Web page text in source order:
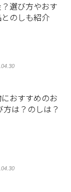
選び方やおす
のしも紹介
おすすめのお
選び方は？のしは？